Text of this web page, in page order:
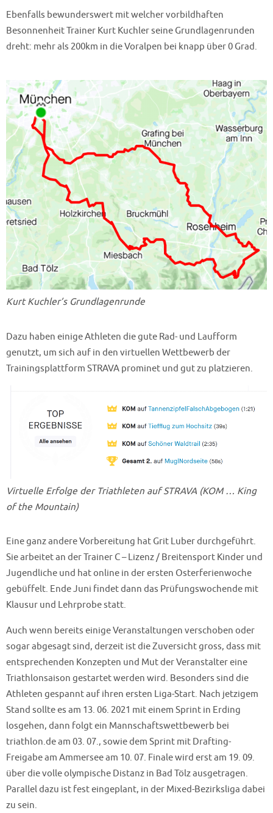
Ebenfalls bewunderswert mit welcher vorbildhaften
Besonnenheit Trainer Kurt Kuchler seine Grundlagenrunden
dreht: mehr als 200km in die Voralpen bei knapp über 0 Grad.
Kurt Kuchler’s Grundlagenrunde
Dazu haben einige Athleten die gute Rad- und Laufform
genutzt, um sich auf in den virtuellen Wettbewerb der
Trainingsplattform STRAVA prominet und gut zu platzieren.
Virtuelle Erfolge der Triathleten auf STRAVA (KOM … King
of the Mountain)
Eine ganz andere Vorbereitung hat Grit Luber durchgeführt.
Sie arbeitet an der Trainer C – Lizenz / Breitensport Kinder und
Jugendliche und hat online in der ersten Osterferienwoche
gebüffelt. Ende Juni findet dann das Prüfungswochende mit
Klausur und Lehrprobe statt.
Auch wenn bereits einige Veranstaltungen verschoben oder
sogar abgesagt sind, derzeit ist die Zuversicht gross, dass mit
entsprechenden Konzepten und Mut der Veranstalter eine
Triathlonsaison gestartet werden wird. Besonders sind die
Athleten gespannt auf ihren ersten Liga-Start. Nach jetzigem
Stand sollte es am 13. 06. 2021 mit einem Sprint in Erding
losgehen, dann folgt ein Mannschaftswettbewerb bei
triathlon.de am 03. 07., sowie dem Sprint mit Drafting-
Freigabe am Ammersee am 10. 07. Finale wird erst am 19. 09.
über die volle olympische Distanz in Bad Tölz ausgetragen.
Parallel dazu ist fest eingeplant, in der Mixed-Bezirksliga dabei
zu sein.